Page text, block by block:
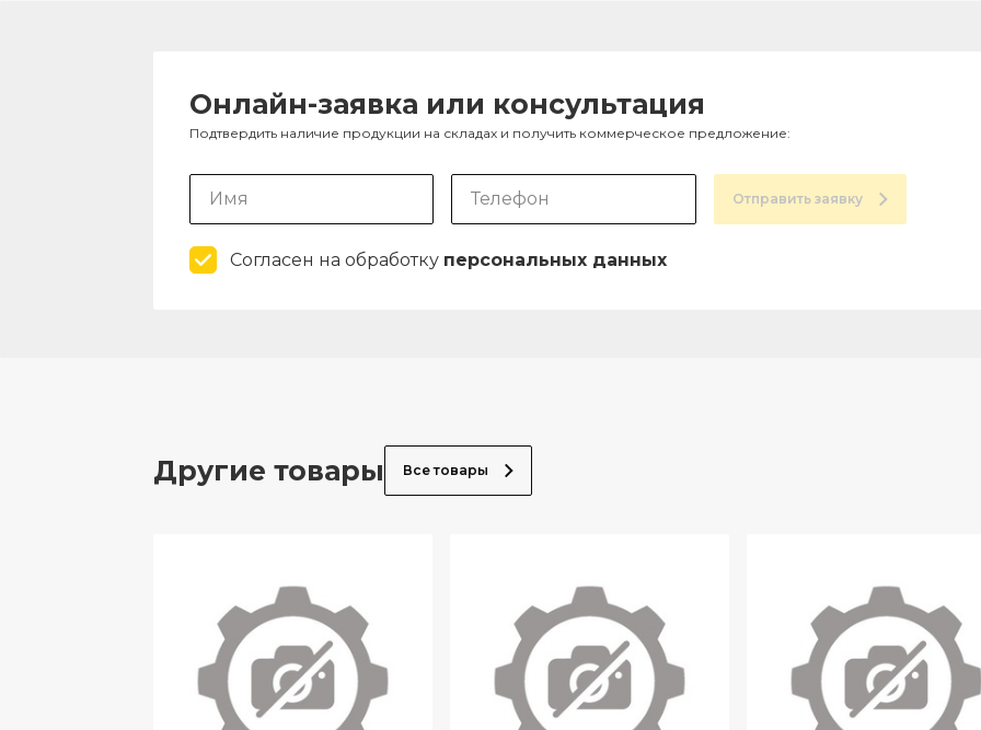
Онлайн-заявка или консультация
Подтвердить наличие продукции на складах и получить коммерческое предложение:
Отправить заявку
Согласен на обработку персональных данных
Другие товары Все товары